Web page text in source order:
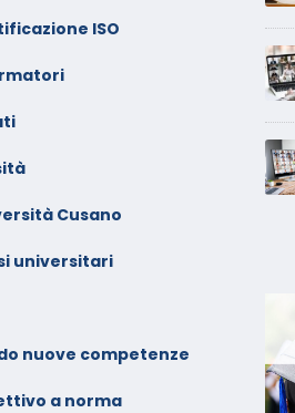
ISO
Cusano
universitari
nuove competenze
a norma
riconosciuto
Marzo –
Gennaio –